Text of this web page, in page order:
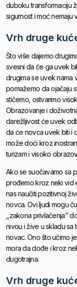
duboku transformaciju
sigurnost i moć nemaju
Vrh druge
Što više dajemo
svesni da će ga uvek
drugima se uvek nama
pomažemo da ojačaju
stičemo, ostvarimo
Obrazovanje i
darežljivost će uvek
da će novca uvek biti i
može doći kroz
turizam i visoko
Ako se suočavamo sa
prođemo kroz neki vid
nas naučiti pozitivnoj
novca. Ovi ljudi mogu
,,zakona privlačenja’’
nivou i žive u skladu sa
novac. Ono što učimo
mora da dođe i kroz
dugotrajna.
Vrh druge